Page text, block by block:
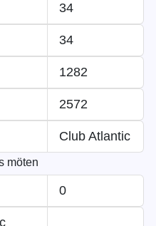
34
34
1282
2572
Club Atlantic
möten
0